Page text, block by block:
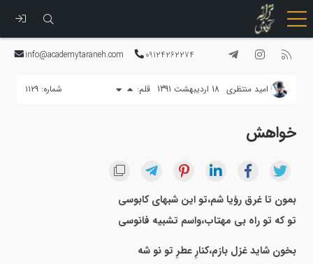
رفتن
به
09124262274
info@academytaraneh.com
امید منتظری 18 اردیبهشت 1391 قلم: شماره: ۱۱۲۹
خواهش
بمون تا غرق رؤیا شم،تو این شبهای کابوسی
تو که تو راه بی مهتاب،واسم تشبیه فانوسی
بخون شاید غزل بازم،کنارِ عطرِ تو نو شه